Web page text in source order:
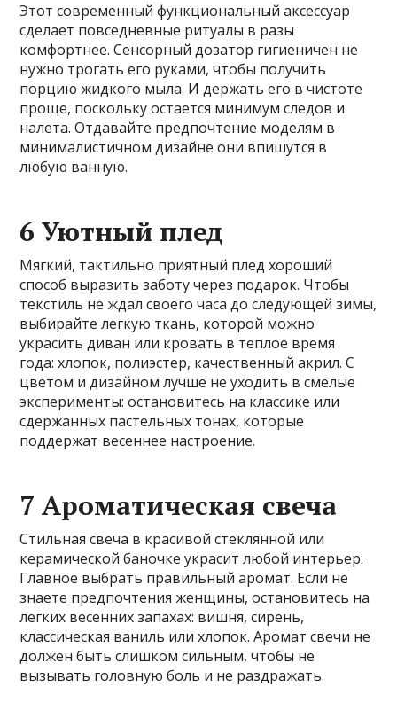
Этот современный функциональный аксессуар
сделает повседневные ритуалы в разы
комфортнее. Сенсорный дозатор гигиеничен не
нужно трогать его руками, чтобы получить
порцию жидкого мыла. И держать его в чистоте
проще, поскольку остается минимум следов и
налета. Отдавайте предпочтение моделям в
минималистичном дизайне они впишутся в
любую ванную.
6 Уютный плед
Мягкий, тактильно приятный плед хороший
способ выразить заботу через подарок. Чтобы
текстиль не ждал своего часа до следующей зимы,
выбирайте легкую ткань, которой можно
украсить диван или кровать в теплое время
года: хлопок, полиэстер, качественный акрил. С
цветом и дизайном лучше не уходить в смелые
эксперименты: остановитесь на классике или
сдержанных пастельных тонах, которые
поддержат весеннее настроение.
7 Ароматическая свеча
Стильная свеча в красивой стеклянной или
керамической баночке украсит любой интерьер.
Главное выбрать правильный аромат. Если не
знаете предпочтения женщины, остановитесь на
легких весенних запахах: вишня, сирень,
классическая ваниль или хлопок. Аромат свечи не
должен быть слишком сильным, чтобы не
вызывать головную боль и не раздражать.